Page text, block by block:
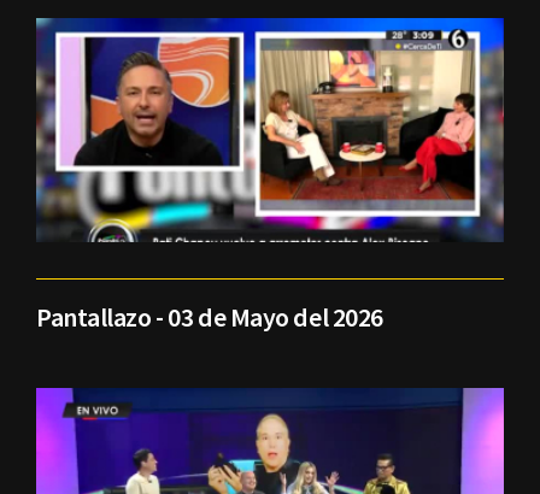
Pantallazo - 03 de Mayo del 2026